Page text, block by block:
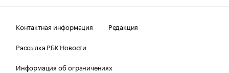
Контактная информация
Редакция
Рассылка РБК Новости
Информация об ограничениях